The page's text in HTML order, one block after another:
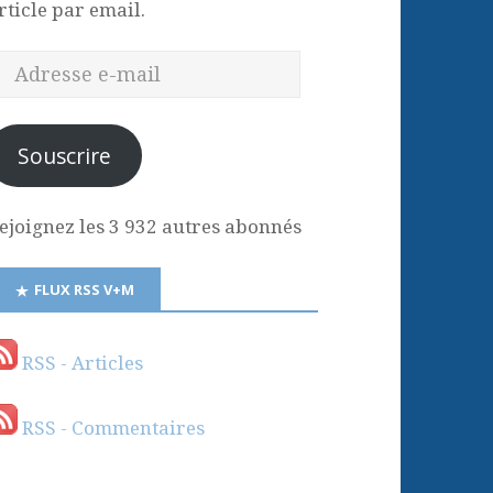
par email.
Souscrire
les 3 932 autres abonnés
FLUX RSS V+M
RSS - Articles
RSS - Commentaires